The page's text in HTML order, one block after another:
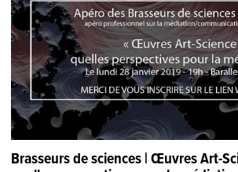
Brasseurs de sciences | Œuvres Art-